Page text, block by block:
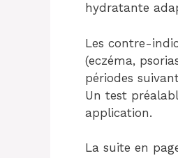
hydratante
Les contre-
(eczéma,
périodes
Un test
application.
La suite en